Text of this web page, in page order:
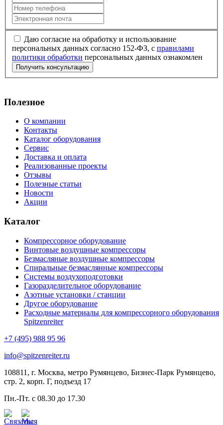
Даю согласие на обработку и использование
персональных данных согласно 152-ФЗ, с правилами
политики обработки персональных данных ознакомлен
Получить консультацию
Полезное
О компании
Контакты
Каталог оборудования
Сервис
Доставка и оплата
Реализованные проекты
Отзывы
Полезные статьи
Новости
Акции
Каталог
Компрессорное оборудование
Винтовые воздушные компрессоры
Безмасляные воздушные компрессоры
Спиральные безмаслянные компрессоры
Системы воздухоподготовки
Газоразделительное оборудование
Азотные установки / станции
Другое оборудование
Расходные материалы для компрессорного оборудования
Spitzenreiter
+7 (495) 988 95 96
info@spitzenreiter.ru
108811, г. Москва, метро Румянцево, Бизнес-Парк Румянцево,
стр. 2, корп. Г, подъезд 17
Пн.-Пт. с 08.30 до 17.30